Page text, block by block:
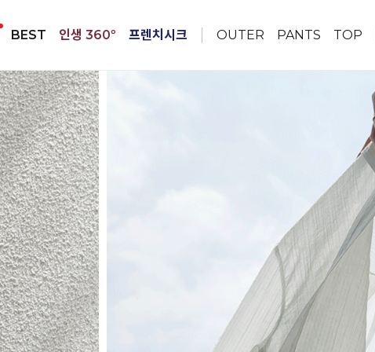
BEST 인생 360º 프렌치시크 OUTER PANTS TOP